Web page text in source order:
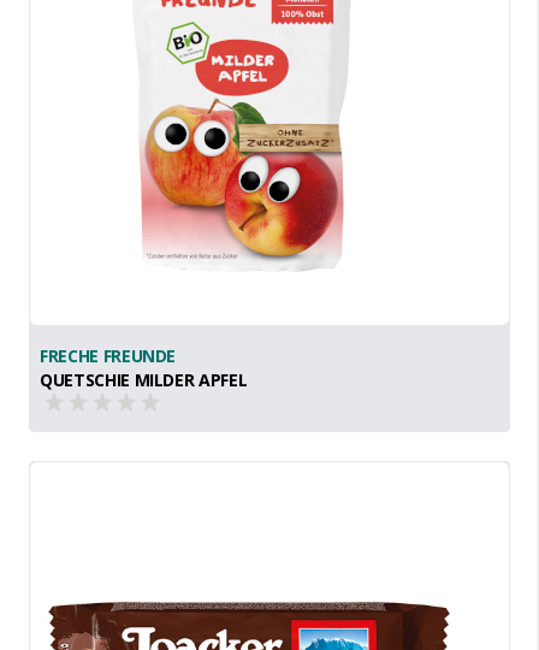
FRECHE FREUNDE
QUETSCHIE MILDER APFEL